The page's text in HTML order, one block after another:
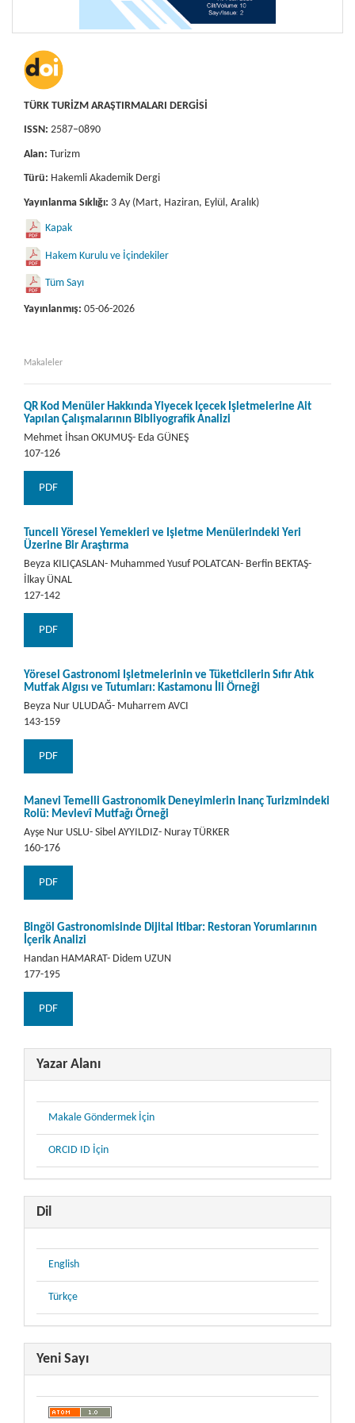
TÜRK TURİZM ARAŞTIRMALARI DERGİSİ
ISSN: 2587–0890
Alan: Turizm
Türü: Hakemli Akademik Dergi
Yayınlanma Sıklığı: 3 Ay (Mart, Haziran, Eylül, Aralık)
Kapak
Hakem Kurulu ve İçindekiler
Tüm Sayı
Yayınlanmış: 05-06-2026
Makaleler
QR Kod Menüler Hakkında Yiyecek İçecek İşletmelerine Ait
Yapılan Çalışmalarının Bibliyografik Analizi
Mehmet İhsan OKUMUŞ- Eda GÜNEŞ
107-126
PDF
Tunceli Yöresel Yemekleri ve İşletme Menülerindeki Yeri
Üzerine Bir Araştırma
Beyza KILIÇASLAN- Muhammed Yusuf POLATCAN- Berfin BEKTAŞ-
İlkay ÜNAL
127-142
PDF
Yöresel Gastronomi İşletmelerinin ve Tüketicilerin Sıfır Atık
Mutfak Algısı ve Tutumları: Kastamonu İli Örneği
Beyza Nur ULUDAĞ- Muharrem AVCI
143-159
PDF
Manevi Temelli Gastronomik Deneyimlerin İnanç Turizmindeki
Rolü: Mevlevî Mutfağı Örneği
Ayşe Nur USLU- Sibel AYYILDIZ- Nuray TÜRKER
160-176
PDF
Bingöl Gastronomisinde Dijital İtibar: Restoran Yorumlarının
İçerik Analizi
Handan HAMARAT- Didem UZUN
177-195
PDF
Yazar Alanı
Makale Göndermek İçin
ORCID ID İçin
Dil
English
Türkçe
Yeni Sayı